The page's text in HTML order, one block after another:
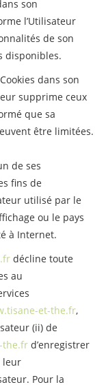
son
l’Utilisateur
de son
disponibles.
dans son
supprime ceux
que sa
être limitées.
de ses
fins de
utilisé par le
ou le pays
à Internet.
décline toute
au
et-the.fr,
(ii) de
the.fr d’enregistrer
leur
Pour la